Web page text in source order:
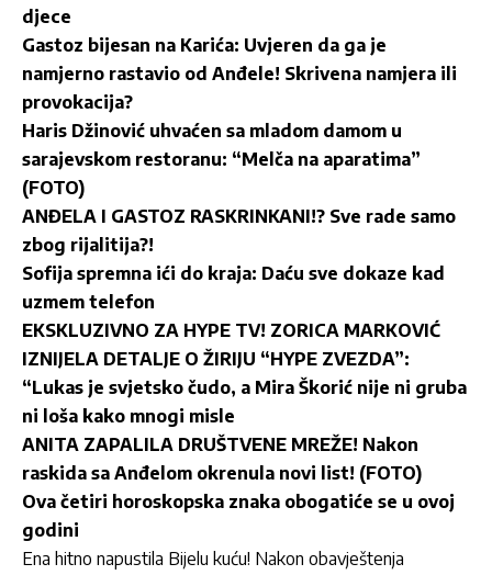
djece
Gastoz bijesan na Karića: Uvjeren da ga je
namjerno rastavio od Anđele! Skrivena namjera ili
provokacija?
Haris Džinović uhvaćen sa mladom damom u
sarajevskom restoranu: “Melča na aparatima”
(FOTO)
ANĐELA I GASTOZ RASKRINKANI!? Sve rade samo
zbog rijalitija?!
Sofija spremna ići do kraja: Daću sve dokaze kad
uzmem telefon
EKSKLUZIVNO ZA HYPE TV! ZORICA MARKOVIĆ
IZNIJELA DETALJE O ŽIRIJU “HYPE ZVEZDA”:
“Lukas je svjetsko čudo, a Mira Škorić nije ni gruba
ni loša kako mnogi misle
ANITA ZAPALILA DRUŠTVENE MREŽE! Nakon
raskida sa Anđelom okrenula novi list! (FOTO)
Ova četiri horoskopska znaka obogatiće se u ovoj
godini
Ena hitno napustila Bijelu kuću! Nakon obavještenja